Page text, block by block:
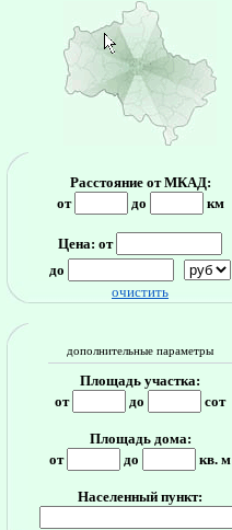
Расстояние от МКАД:
от
до км
Цена: от
до
очистить
дополнительные параметры
Площадь участка:
от
до сот
Площадь дома:
от
до кв. м
Населенный пункт: